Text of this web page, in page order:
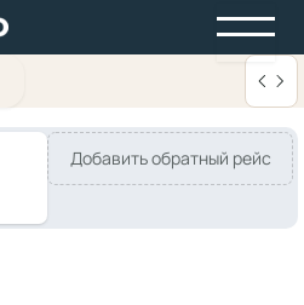
Добавить обратный рейс